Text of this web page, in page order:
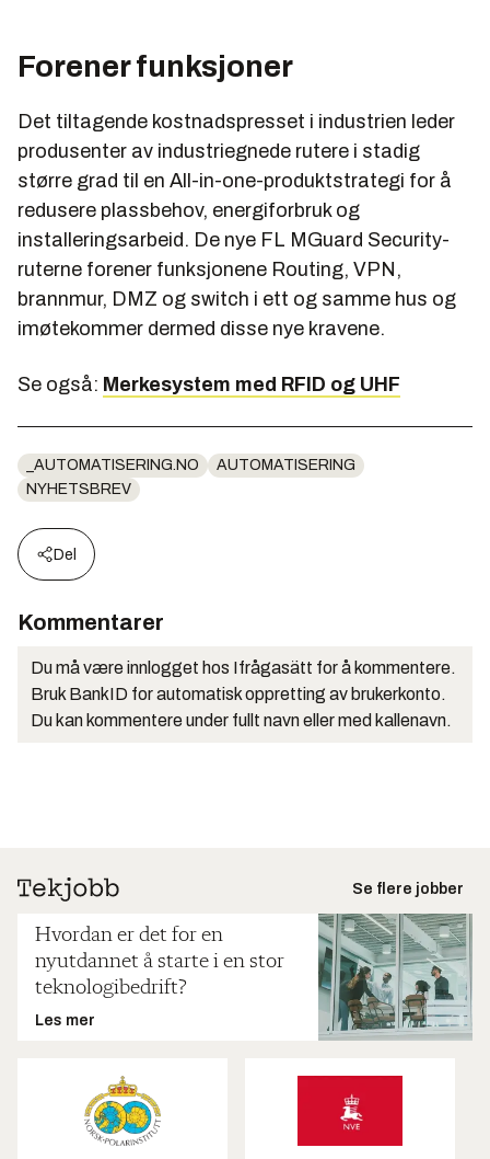
Forener funksjoner
Det tiltagende kostnadspresset i industrien leder
produsenter av industriegnede rutere i stadig
større grad til en All-in-one-produktstrategi for å
redusere plassbehov, energiforbruk og
installeringsarbeid. De nye FL MGuard Security-
ruterne forener funksjonene Routing, VPN,
brannmur, DMZ og switch i ett og samme hus og
imøtekommer dermed disse nye kravene.
Se også: Merkesystem med RFID og UHF
_AUTOMATISERING.NO
AUTOMATISERING
NYHETSBREV
Del
Kommentarer
Du må være innlogget hos Ifrågasätt for å kommentere.
Bruk BankID for automatisk oppretting av brukerkonto.
Du kan kommentere under fullt navn eller med kallenavn.
Se flere jobber
Hvordan er det for en
nyutdannet å starte i en stor
teknologibedrift?
Les mer